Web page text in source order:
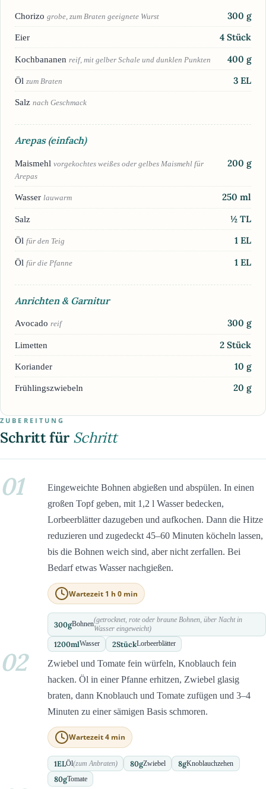
Chorizo grobe, zum Braten geeignete Wurst 300 g
Eier 4 Stück
Kochbananen reif, mit gelber Schale und dunklen Punkten 400 g
Öl zum Braten 3 EL
Salz nach Geschmack
Arepas (einfach)
Maismehl vorgekochtes weißes oder gelbes Maismehl für
Arepas
200 g
Wasser lauwarm 250 ml
Salz ½ TL
Öl für den Teig 1 EL
Öl für die Pfanne 1 EL
Anrichten & Garnitur
Avocado reif 300 g
Limetten 2 Stück
Koriander 10 g
Frühlingszwiebeln 20 g
ZUBEREITUNG
Schritt für Schritt
01
Eingeweichte Bohnen abgießen und abspülen. In einen
großen Topf geben, mit 1,2 l Wasser bedecken,
Lorbeerblätter dazugeben und aufkochen. Dann die Hitze
reduzieren und zugedeckt 45–60 Minuten köcheln lassen,
bis die Bohnen weich sind, aber nicht zerfallen. Bei
Bedarf etwas Wasser nachgießen.
Wartezeit 1 h 0 min
300gBohnen
(getrocknet, rote oder braune Bohnen, über Nacht in
Wasser eingeweicht)
1200mlWasser 2StückLorbeerblätter
02
Zwiebel und Tomate fein würfeln, Knoblauch fein
hacken. Öl in einer Pfanne erhitzen, Zwiebel glasig
braten, dann Knoblauch und Tomate zufügen und 3–4
Minuten zu einer sämigen Basis schmoren.
Wartezeit 4 min
1ELÖl(zum Anbraten) 80gZwiebel 8gKnoblauchzehen
80gTomate